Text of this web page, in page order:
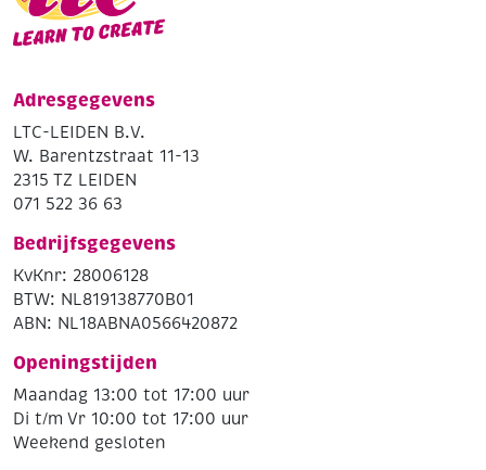
Adresgegevens
LTC-LEIDEN B.V.
W. Barentzstraat 11-13
2315 TZ LEIDEN
071 522 36 63
Bedrijfsgegevens
KvKnr: 28006128
BTW: NL819138770B01
ABN: NL18ABNA0566420872
Openingstijden
Maandag 13:00 tot 17:00 uur
Di t/m Vr 10:00 tot 17:00 uur
Weekend gesloten